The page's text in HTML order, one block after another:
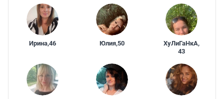
Ирина,46 Юлия,50 ХуЛиГаНкА,
43